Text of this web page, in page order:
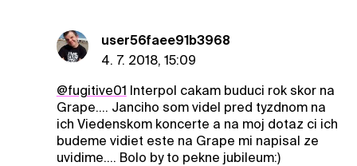
user56faee91b3968
4. 7. 2018, 15:09
@fugitive01 Interpol cakam buduci rok skor na
Grape.... Janciho som videl pred tyzdnom na
ich Viedenskom koncerte a na moj dotaz ci ich
budeme vidiet este na Grape mi napisal ze
uvidime.... Bolo by to pekne jubileum:)